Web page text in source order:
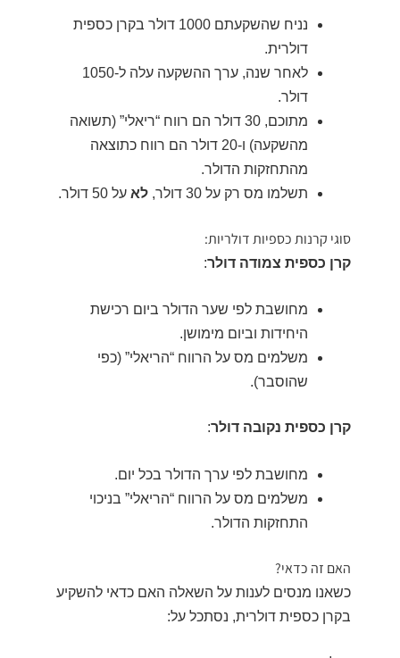
נניח שהשקעתם 1000 דולר בקרן כספית
דולרית.
לאחר שנה, ערך ההשקעה עלה ל-1050
דולר.
מתוכם, 30 דולר הם רווח “ריאלי” (תשואה
מהשקעה) ו-20 דולר הם רווח כתוצאה
מהתחזקות הדולר.
תשלמו מס רק על 30 דולר,
לאעל 50 דולר.
סוגי קרנות כספיות דולריות:
קרן כספית צמודה דולר:
מחושבת לפי שער הדולר ביום רכישת
היחידות וביום מימושן.
משלמים מס על הרווח “הריאלי” (כפי
שהוסבר).
קרן כספית נקובה דולר:
מחושבת לפי ערך הדולר בכל יום.
משלמים מס על הרווח “הריאלי” בניכוי
התחזקות הדולר.
האם זה כדאי?
כשאנו מנסים לענות על השאלה האם כדאי להשקיע
בקרן כספית דולרית, נסתכל על: